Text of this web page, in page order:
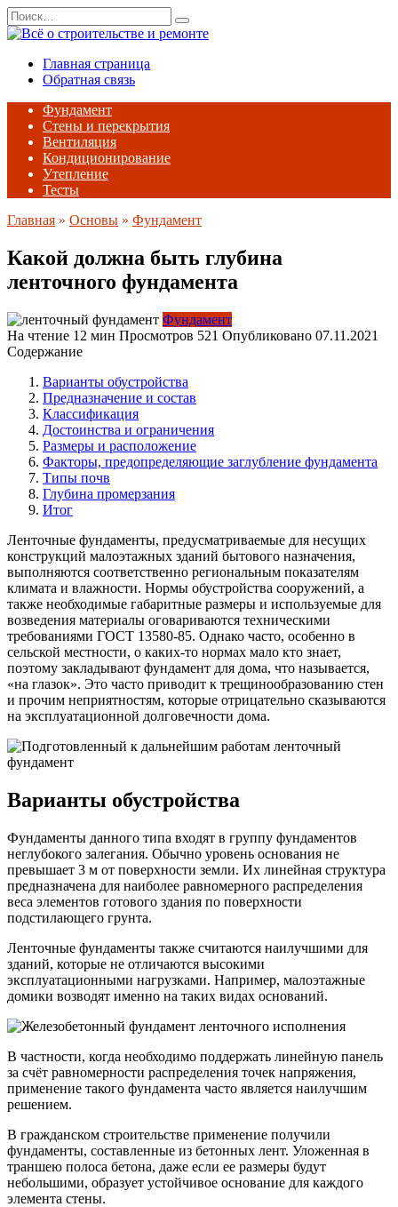
Перейти
к
содержанию
Search
for:
Главная страница
Обратная связь
Фундамент
Стены и перекрытия
Вентиляция
Кондиционирование
Утепление
Тесты
Главная » Основы » Фундамент
Какой должна быть глубина
ленточного фундамента
Фундамент
На чтение 12 мин Просмотров 521 Опубликовано 07.11.2021
Содержание
Варианты обустройства
Предназначение и состав
Классификация
Достоинства и ограничения
Размеры и расположение
Факторы, предопределяющие заглубление фундамента
Типы почв
Глубина промерзания
Итог
Ленточные фундаменты, предусматриваемые для несущих
конструкций малоэтажных зданий бытового назначения,
выполняются соответственно региональным показателям
климата и влажности. Нормы обустройства сооружений, а
также необходимые габаритные размеры и используемые для
возведения материалы оговариваются техническими
требованиями ГОСТ 13580-85. Однако часто, особенно в
сельской местности, о каких-то нормах мало кто знает,
поэтому закладывают фундамент для дома, что называется,
«на глазок». Это часто приводит к трещинообразованию стен
и прочим неприятностям, которые отрицательно сказываются
на эксплуатационной долговечности дома.
Варианты обустройства
Фундаменты данного типа входят в группу фундаментов
неглубокого залегания. Обычно уровень основания не
превышает 3 м от поверхности земли. Их линейная структура
предназначена для наиболее равномерного распределения
веса элементов готового здания по поверхности
подстилающего грунта.
Ленточные фундаменты также считаются наилучшими для
зданий, которые не отличаются высокими
эксплуатационными нагрузками. Например, малоэтажные
домики возводят именно на таких видах оснований.
В частности, когда необходимо поддержать линейную панель
за счёт равномерности распределения точек напряжения,
применение такого фундамента часто является наилучшим
решением.
В гражданском строительстве применение получили
фундаменты, составленные из бетонных лент. Уложенная в
траншею полоса бетона, даже если ее размеры будут
небольшими, образует устойчивое основание для каждого
элемента стены.